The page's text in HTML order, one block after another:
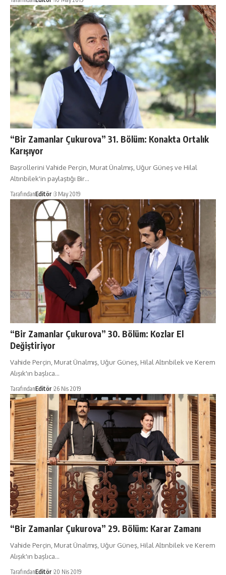
“Bir Zamanlar Çukurova” 31. Bölüm: Konakta Ortalık
Karışıyor
Başrollerini Vahide Perçin, Murat Ünalmış, Uğur Güneş ve Hilal
Altınbilek'in paylaştığı Bir…
TarafındanEditör 3 May 2019
“Bir Zamanlar Çukurova” 30. Bölüm: Kozlar El
Değiştiriyor
Vahide Perçin, Murat Ünalmış, Uğur Güneş, Hilal Altınbilek ve Kerem
Alışık'ın başlıca…
TarafındanEditör 26 Nis 2019
“Bir Zamanlar Çukurova” 29. Bölüm: Karar Zamanı
Vahide Perçin, Murat Ünalmış, Uğur Güneş, Hilal Altınbilek ve Kerem
Alışık'ın başlıca…
TarafındanEditör 20 Nis 2019